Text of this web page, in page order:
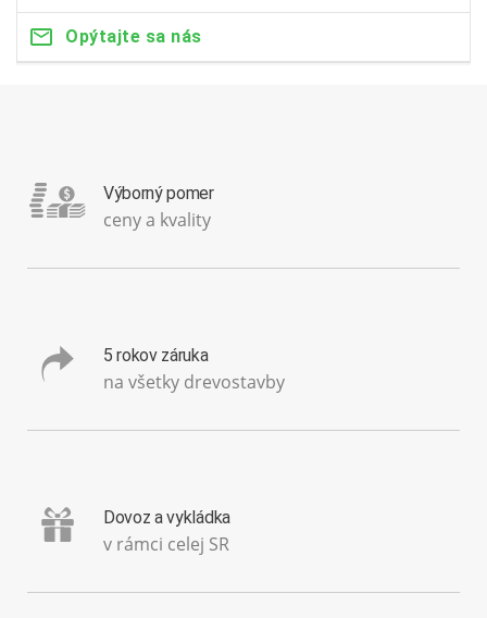
Opýtajte sa nás
Výborný pomer
ceny a kvality
5 rokov záruka
na všetky drevostavby
Dovoz a vykládka
v rámci celej SR